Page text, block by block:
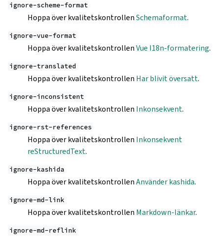
ignore-scheme-format
Hoppa över kvalitetskontrollenSchemaformat.
ignore-vue-format
Hoppa över kvalitetskontrollenVue I18n-formatering.
ignore-translated
Hoppa över kvalitetskontrollen Har blivit översatt.
ignore-inconsistent
Hoppa över kvalitetskontrollen Inkonsekvent.
ignore-rst-references
Hoppa över kvalitetskontrollen Inkonsekvent
reStructuredText.
ignore-kashida
Hoppa över kvalitetskontrollenAnvänder kashida.
ignore-md-link
Hoppa över kvalitetskontrollen Markdown-länkar.
ignore-md-reflink